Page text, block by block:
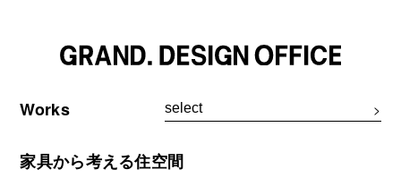
Works
家具から考える住空間